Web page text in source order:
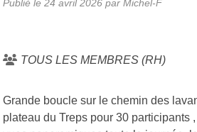
Publié le 24 avril 2026 par Michel-F
TOUS LES MEMBRES (RH)
Grande boucle sur le chemin des
plateau du Treps pour 30 participants